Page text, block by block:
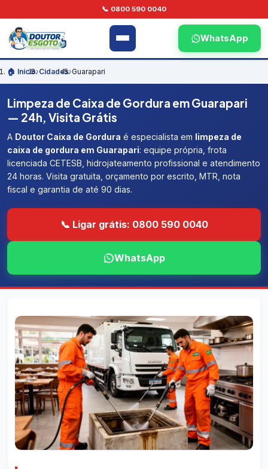
📞 0800 590 0040
WhatsApp
🏠 Início›Cidades›Guarapari
Limpeza de Caixa de Gordura em Guarapari
— 24h, Visita Grátis
A Doutor Caixa de Gordura é especialista em limpeza de
caixa de gordura em Guarapari: equipe própria, frota
licenciada CETESB, hidrojateamento profissional e atendimento
24 horas. Visita gratuita, orçamento por escrito, MTR, nota
fiscal e garantia de até 90 dias.
📞 Ligar grátis: 0800 590 0040
WhatsApp